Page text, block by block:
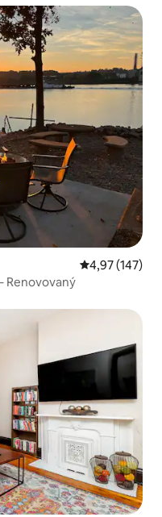
Průměrné
4,97 (147)
Renovovaný